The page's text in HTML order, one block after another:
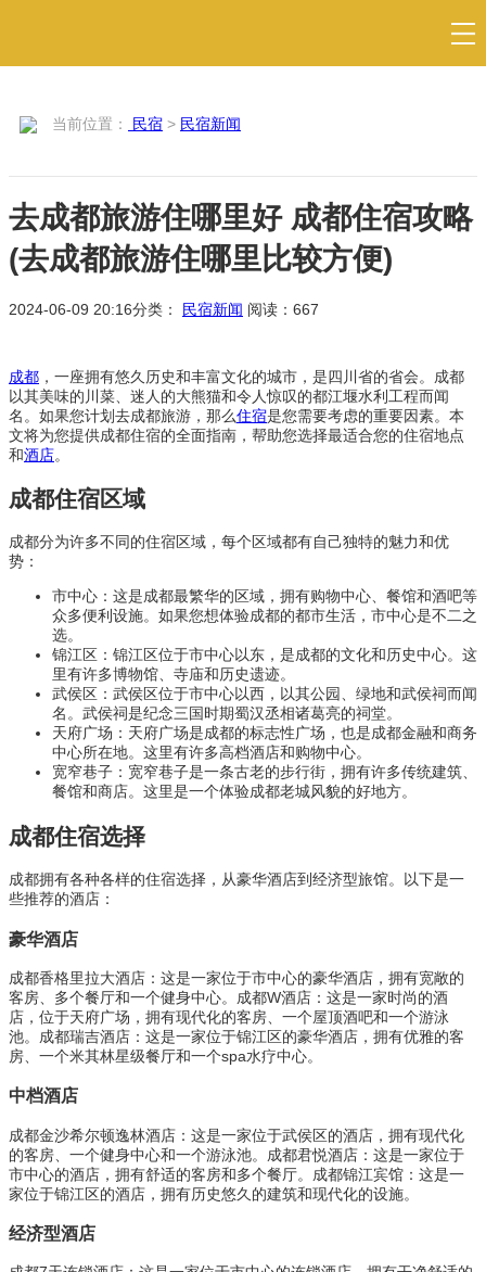
当前位置： 民宿 > 民宿新闻
去成都旅游住哪里好 成都住宿攻略
(去成都旅游住哪里比较方便)
2024-06-09 20:16分类： 民宿新闻 阅读： 667
成都 ，一座拥有悠久历史和丰富文化的城市，是四川省的省会。成都
以其美味的川菜、迷人的大熊猫和令人惊叹的都江堰水利工程而闻
名。如果您计划去成都旅游，那么住宿是您需要考虑的重要因素。本
文将为您提供成都住宿的全面指南，帮助您选择最适合您的住宿地点
和酒店。
成都住宿区域
成都分为许多不同的住宿区域，每个区域都有自己独特的魅力和优
势：
市中心：这是成都最繁华的区域，拥有购物中心、餐馆和酒吧等
众多便利设施。如果您想体验成都的都市生活，市中心是不二之
选。
锦江区：锦江区位于市中心以东，是成都的文化和历史中心。这
里有许多博物馆、寺庙和历史遗迹。
武侯区：武侯区位于市中心以西，以其公园、绿地和武侯祠而闻
名。武侯祠是纪念三国时期蜀汉丞相诸葛亮的祠堂。
天府广场：天府广场是成都的标志性广场，也是成都金融和商务
中心所在地。这里有许多高档酒店和购物中心。
宽窄巷子：宽窄巷子是一条古老的步行街，拥有许多传统建筑、
餐馆和商店。这里是一个体验成都老城风貌的好地方。
成都住宿选择
成都拥有各种各样的住宿选择，从豪华酒店到经济型旅馆。以下是一
些推荐的酒店：
豪华酒店
成都香格里拉大酒店：这是一家位于市中心的豪华酒店，拥有宽敞的
客房、多个餐厅和一个健身中心。成都W酒店：这是一家时尚的酒
店，位于天府广场，拥有现代化的客房、一个屋顶酒吧和一个游泳
池。成都瑞吉酒店：这是一家位于锦江区的豪华酒店，拥有优雅的客
房、一个米其林星级餐厅和一个spa水疗中心。
中档酒店
成都金沙希尔顿逸林酒店：这是一家位于武侯区的酒店，拥有现代化
的客房、一个健身中心和一个游泳池。成都君悦酒店：这是一家位于
市中心的酒店，拥有舒适的客房和多个餐厅。成都锦江宾馆：这是一
家位于锦江区的酒店，拥有历史悠久的建筑和现代化的设施。
经济型酒店